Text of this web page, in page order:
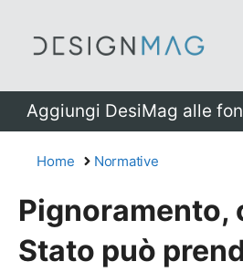
Aggiungi DesiMag alle
Home Normative
Pignoramento,
Stato può